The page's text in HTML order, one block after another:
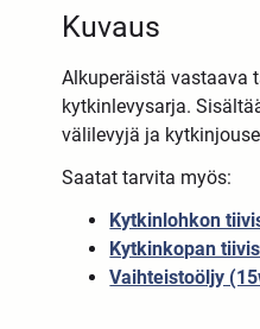
Kuvaus
Alkuperäistä vastaava
kytkinlevysarja.
välilevyjä ja
Saatat tarvita myös:
Kytkinlohkon
Kytkinkopan
Vaihteistoöljy